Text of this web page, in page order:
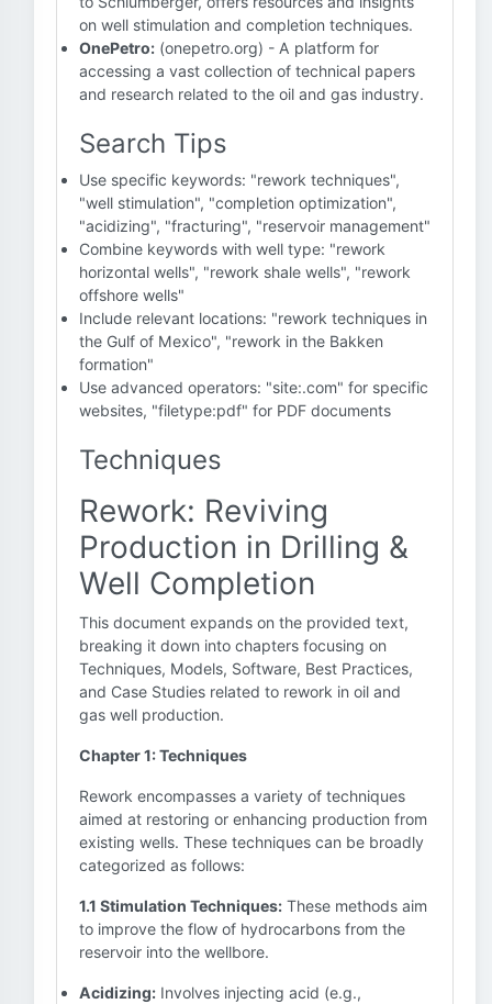
on well stimulation and completion techniques.
OnePetro: (onepetro.org) - A platform for
accessing a vast collection of technical papers
and research related to the oil and gas industry.
Search Tips
Use specific keywords: "rework techniques",
"well stimulation", "completion optimization",
"acidizing", "fracturing", "reservoir management"
Combine keywords with well type: "rework
horizontal wells", "rework shale wells", "rework
offshore wells"
Include relevant locations: "rework techniques in
the Gulf of Mexico", "rework in the Bakken
formation"
Use advanced operators: "site:.com" for specific
websites, "filetype:pdf" for PDF documents
Techniques
Rework: Reviving
Production in Drilling &
Well Completion
This document expands on the provided text,
breaking it down into chapters focusing on
Techniques, Models, Software, Best Practices,
and Case Studies related to rework in oil and
gas well production.
Chapter 1: Techniques
Rework encompasses a variety of techniques
aimed at restoring or enhancing production from
existing wells. These techniques can be broadly
categorized as follows:
1.1 Stimulation Techniques: These methods aim
to improve the flow of hydrocarbons from the
reservoir into the wellbore.
Acidizing: Involves injecting acid (e.g.,